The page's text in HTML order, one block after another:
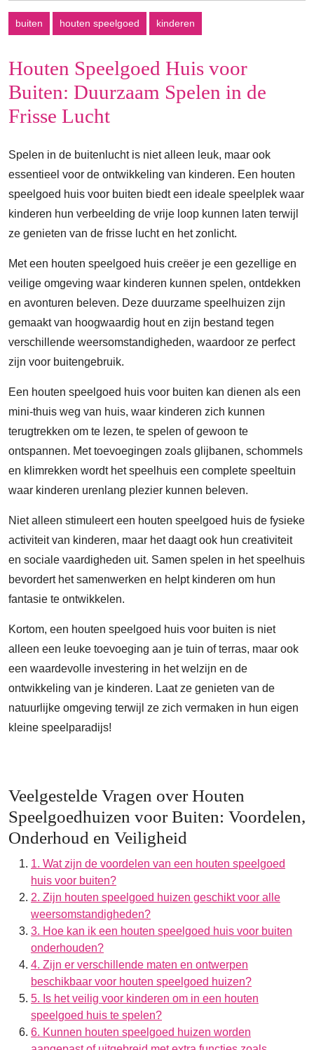
buiten houten speelgoed kinderen
Houten Speelgoed Huis voor
Buiten: Duurzaam Spelen in de
Frisse Lucht
Spelen in de buitenlucht is niet alleen leuk, maar ook
essentieel voor de ontwikkeling van kinderen. Een houten
speelgoed huis voor buiten biedt een ideale speelplek waar
kinderen hun verbeelding de vrije loop kunnen laten terwijl
ze genieten van de frisse lucht en het zonlicht.
Met een houten speelgoed huis creëer je een gezellige en
veilige omgeving waar kinderen kunnen spelen, ontdekken
en avonturen beleven. Deze duurzame speelhuizen zijn
gemaakt van hoogwaardig hout en zijn bestand tegen
verschillende weersomstandigheden, waardoor ze perfect
zijn voor buitengebruik.
Een houten speelgoed huis voor buiten kan dienen als een
mini-thuis weg van huis, waar kinderen zich kunnen
terugtrekken om te lezen, te spelen of gewoon te
ontspannen. Met toevoegingen zoals glijbanen, schommels
en klimrekken wordt het speelhuis een complete speeltuin
waar kinderen urenlang plezier kunnen beleven.
Niet alleen stimuleert een houten speelgoed huis de fysieke
activiteit van kinderen, maar het daagt ook hun creativiteit
en sociale vaardigheden uit. Samen spelen in het speelhuis
bevordert het samenwerken en helpt kinderen om hun
fantasie te ontwikkelen.
Kortom, een houten speelgoed huis voor buiten is niet
alleen een leuke toevoeging aan je tuin of terras, maar ook
een waardevolle investering in het welzijn en de
ontwikkeling van je kinderen. Laat ze genieten van de
natuurlijke omgeving terwijl ze zich vermaken in hun eigen
kleine speelparadijs!
Veelgestelde Vragen over Houten
Speelgoedhuizen voor Buiten: Voordelen,
Onderhoud en Veiligheid
1. Wat zijn de voordelen van een houten speelgoed
huis voor buiten?
2. Zijn houten speelgoed huizen geschikt voor alle
weersomstandigheden?
3. Hoe kan ik een houten speelgoed huis voor buiten
onderhouden?
4. Zijn er verschillende maten en ontwerpen
beschikbaar voor houten speelgoed huizen?
5. Is het veilig voor kinderen om in een houten
speelgoed huis te spelen?
6. Kunnen houten speelgoed huizen worden